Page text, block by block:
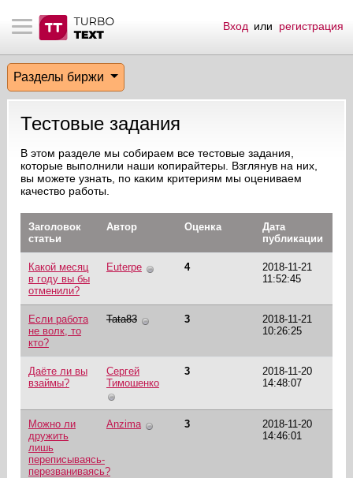
материалы
биржи
эфир
на сайте
пользователей
сообщения
по форуму
Вход или регистрация
Разделы биржи
Тестовые задания
В этом разделе мы собираем все тестовые задания,
которые выполнили наши копирайтеры. Взглянув на них,
вы можете узнать, по каким критериям мы оцениваем
качество работы.
Заголовок
статьи
Автор Оценка
Дата
публикации
Какой месяц
в году вы бы
отменили?
Euterpe 4
2018-11-21
11:52:45
Если работа
не волк, то
кто?
Tata83 3
2018-11-21
10:26:25
Даёте ли вы
взаймы?
Сергей
Тимошенко
3
2018-11-20
14:48:07
Можно ли
дружить
лишь
переписываясь-
перезваниваясь?
Anzima 3
2018-11-20
14:46:01